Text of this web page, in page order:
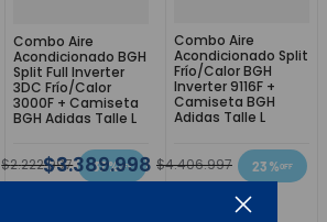
Combo Aire
Acondicionado BGH
Split Full Inverter
3DC Frío/Calor
3000F + Camiseta
BGH Adidas Talle L
37 %
$2.222.997
Combo Aire
Acondicionado Split
Frío/Calor BGH
Inverter 9116F +
Camiseta BGH
Adidas Talle L
23 %
$3.389.998 $4.406.997
Ver Precio sin
impuestos